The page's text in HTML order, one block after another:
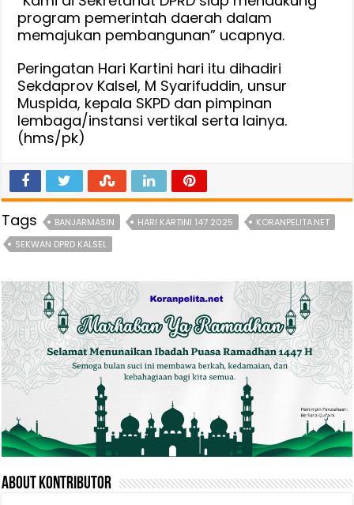
program pemerintah daerah dalam
memajukan pembangunan” ucapnya.
Peringatan Hari Kartini hari itu dihadiri
Sekdaprov Kalsel, M Syarifuddin, unsur
Muspida, kepala SKPD dan pimpinan
lembaga/instansi vertikal serta lainya.
(hms/pk)
Tags BANJARMASIN HARI KARTINI 147 2025
KORANPELITA.NET
SEKWAN DPRD KALSEL
About Kontributor